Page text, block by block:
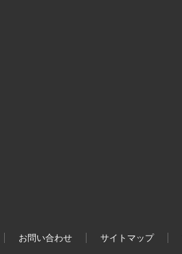
お問い合わせ サイトマップ